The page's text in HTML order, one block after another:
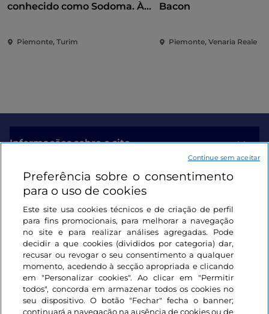
conhecido como Sodoma. À
Piemonte, Turim
Bacon
Piemonte, Venaria Reale
Informações sobre o site
Ligações úteis
Iniciar sessão
Mantenha-se em contacto
Preferência sobre o consentimento
para o uso de cookies
Este site usa cookies técnicos e de criação de perfil
para fins promocionais, para melhorar a navegação
no site e para realizar análises agregadas. Pode
decidir a que cookies (divididos por categoria) dar,
recusar ou revogar o seu consentimento a qualquer
momento, acedendo à secção apropriada e clicando
em "Personalizar cookies". Ao clicar em "Permitir
todos", concorda em armazenar todos os cookies no
seu dispositivo. O botão "Fechar" fecha o banner;
continuará a navegação na ausência de cookies ou de
Continue sem aceitar